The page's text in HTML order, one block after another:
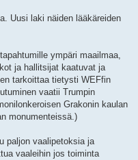
Uusi laki näiden lääkäreiden
ympäri maailmaa,
ja hallitsijat kaatuvat ja
tarkoittaa tietysti WEFfin
vaatii Trumpin
Grakonin kaulan
monumenteissä.)
paljon vaalipetoksia ja
vaaleihin jos toiminta